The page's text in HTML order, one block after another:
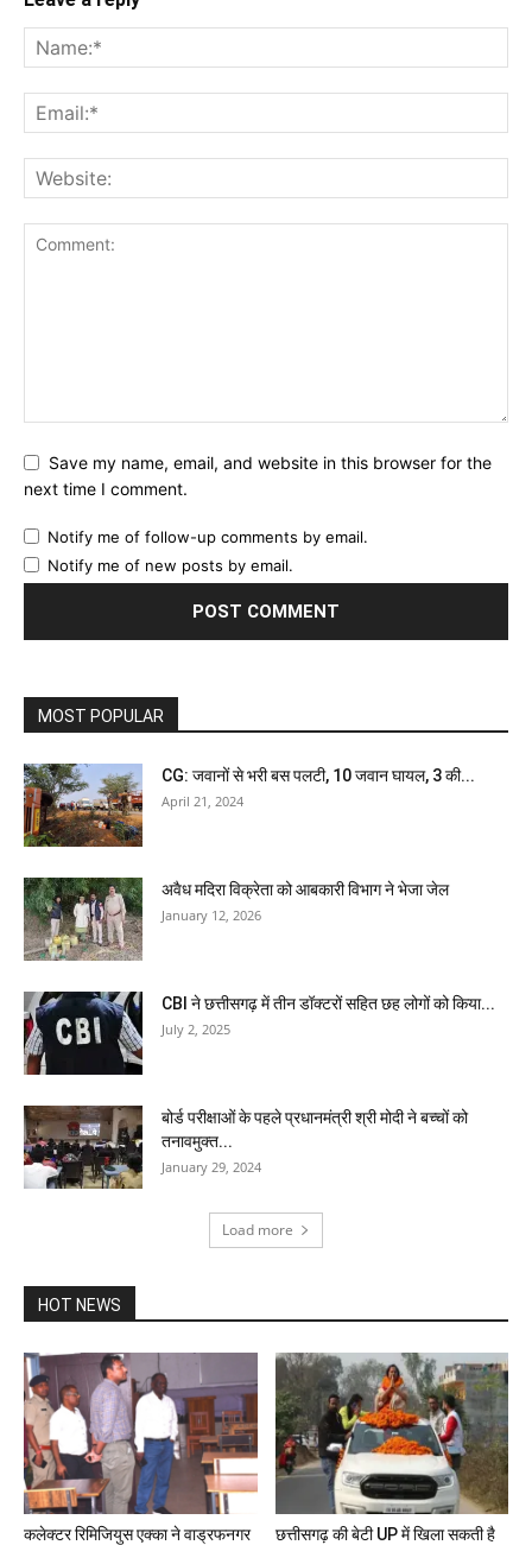
Save my name, email, and website in this browser for the
next time I comment.
Notify me of follow-up comments by email.
Notify me of new posts by email.
MOST POPULAR
CG: जवानों से भरी बस पलटी, 10 जवान घायल, 3 की...
April 21, 2024
अवैध मदिरा विक्रेता को आबकारी विभाग ने भेजा जेल
January 12, 2026
CBI ने छत्तीसगढ़ में तीन डॉक्टरों सहित छह लोगों को किया...
July 2, 2025
बोर्ड परीक्षाओं के पहले प्रधानमंत्री श्री मोदी ने बच्चों को
तनावमुक्त...
January 29, 2024
Load more
HOT NEWS
कलेक्टर रिमिजियुस एक्का ने वाड्रफनगर
छत्तीसगढ़ की बेटी UP में खिला सकती है